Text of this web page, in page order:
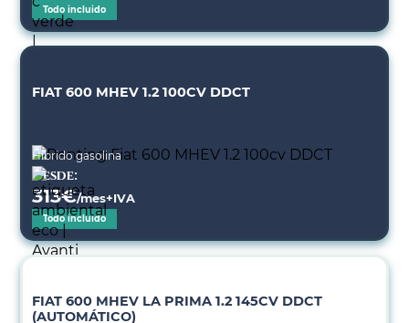
Todo incluido
FIAT 600 MHEV 1.2 100CV DDCT
Híbrido gasolina
Desde:
313€/mes+IVA
Todo incluido
FIAT 600 MHEV LA PRIMA 1.2 145CV DDCT
(AUTOMÁTICO)